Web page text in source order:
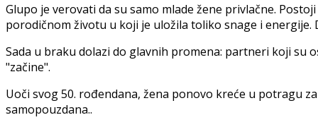
Glupo je verovati da su samo mlade žene privlačne.
porodičnom životu u koji je uložila toliko snage i energije.
Sada u braku dolazi do glavnih promena: partneri koji su
"začine".
Uoči svog 50. rođendana, žena ponovo kreće u potragu
samopouzdana..